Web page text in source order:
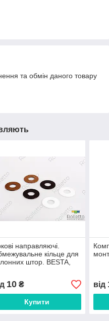
та обмін даного товару
направляючі.
кільце для
штор. BESTA,
10₴
Купити
від